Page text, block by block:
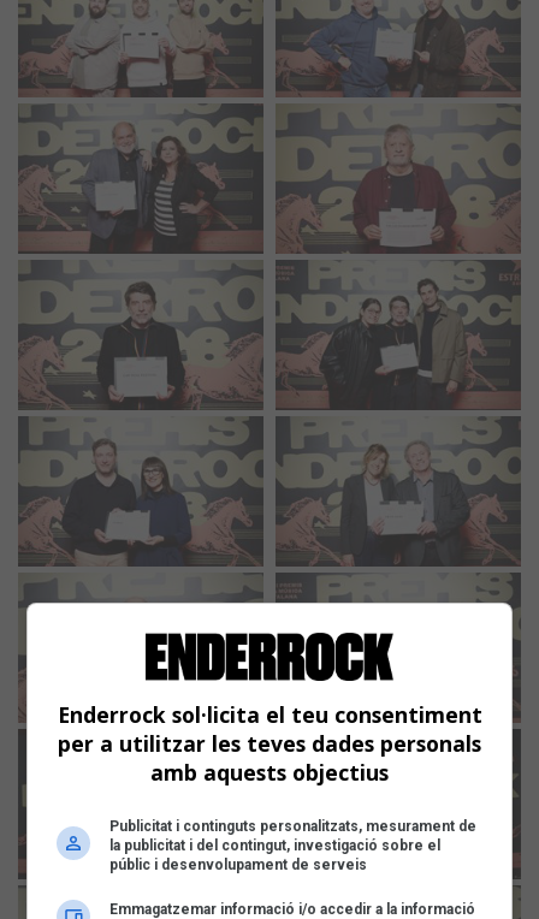
Enderrock sol·licita el teu consentiment
per a utilitzar les teves dades personals
amb aquests objectius
Publicitat i continguts personalitzats, mesurament de
la publicitat i del contingut, investigació sobre el
públic i desenvolupament de serveis
Emmagatzemar informació i/o accedir a la informació